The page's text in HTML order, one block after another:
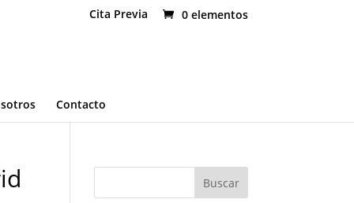
Cita Previa 0 elementos
Contacto